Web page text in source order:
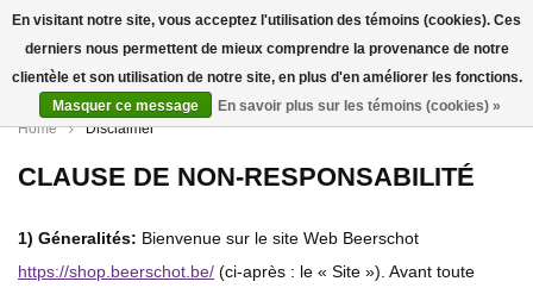
0
Home Disclaimer
CLAUSE DE NON-RESPONSABILITÉ
1) Géneralités: Bienvenue sur le site Web Beerschot
https://shop.beerschot.be/ (ci-après : le « Site »). Avant toute
En visitant notre site, vous acceptez l'utilisation des témoins (cookies). Ces
derniers nous permettent de mieux comprendre la provenance de notre
clientèle et son utilisation de notre site, en plus d'en améliorer les fonctions.
Masquer ce message
En savoir plus sur les témoins (cookies) »